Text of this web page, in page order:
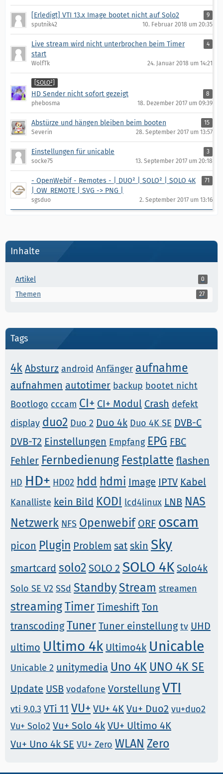
[Erledigt] VTI 13.x Image bootet nicht auf Solo2
9
sputnik42
10. Februar 2018 um 20:35
Live stream wird nicht unterbrochen beim Timer
start
4
WolfTk 24. Januar 2018 um 14:21
[SOLO²]
HD Sender nicht sofort gezeigt
8
phebosma
18. Dezember 2017 um 09:39
Abstürze und hängen bleiben beim booten
15
Severin
28. September 2017 um 13:57
Einstellungen für unicable
3
socke75
13. September 2017 um 20:18
- OpenWebif - Remotes - | DUO² | SOLO² | SOLO 4K
| OW_REMOTE | SVG -> PNG |
71
sgsduo 2. September 2017 um 13:16
Inhalte
Artikel 0
Themen 27
Tags
4k Absturz android Anfänger aufnahme
aufnahmen autotimer backup bootet nicht
Bootlogo cccam CI+ CI+ Modul Crash defekt
display duo2 Duo 2 Duo 4k Duo 4K SE DVB-C
DVB-T2 Einstellungen Empfang EPG FBC
Fehler Fernbedienung Festplatte flashen
HD HD+ HD02 hdd hdmi Image IPTV Kabel
Kanalliste kein Bild KODI lcd4linux LNB NAS
Netzwerk NFS Openwebif ORF oscam
picon Plugin Problem sat skin Sky
smartcard solo2 SOLO 2 SOLO 4K Solo4k
Solo SE V2 SSd StandbyStream streamen
streamingTimer Timeshift Ton
transcoding Tuner Tuner einstellung tv UHD
ultimo Ultimo 4k Ultimo4k Unicable
Unicable 2 unitymedia Uno 4K UNO 4K SE
Update USB vodafone Vorstellung VTI
vti 9.0.3 VTi 11 VU+ VU+ 4K Vu+ Duo2 vu+duo2
Vu+ Solo2 Vu+ Solo 4k VU+ Ultimo 4K
Vu+ Uno 4k SE VU+ Zero WLAN Zero